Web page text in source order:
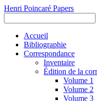
Henri Poincaré Papers
Accueil
Bibliographie
Correspondance
Inventaire
Édition de la
Volume 1
Volume 2
Volume 3